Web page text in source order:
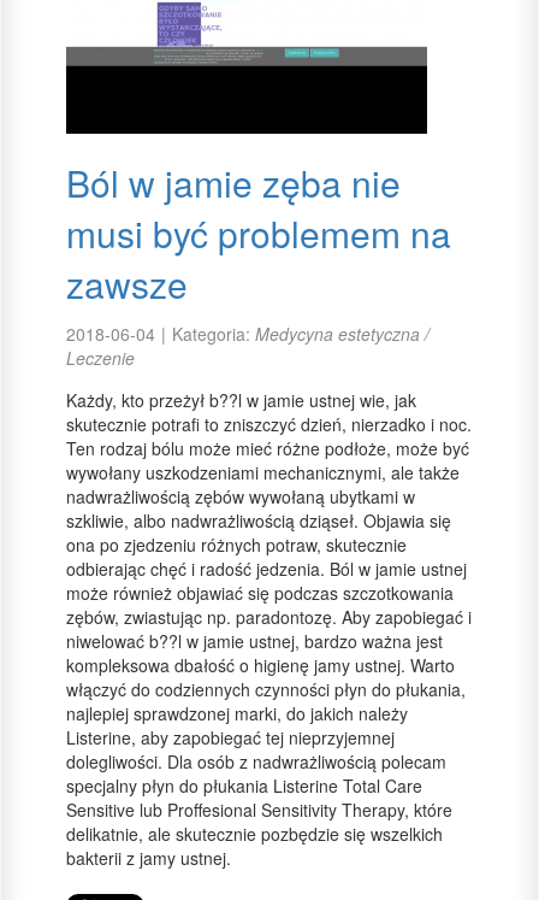
Ból w jamie zęba nie
musi być problemem na
zawsze
2018-06-04 | Kategoria: Medycyna estetyczna /
Leczenie
Każdy, kto przeżył b??l w jamie ustnej wie, jak
skutecznie potrafi to zniszczyć dzień, nierzadko i noc.
Ten rodzaj bólu może mieć różne podłoże, może być
wywołany uszkodzeniami mechanicznymi, ale także
nadwrażliwością zębów wywołaną ubytkami w
szkliwie, albo nadwrażliwością dziąseł. Objawia się
ona po zjedzeniu różnych potraw, skutecznie
odbierając chęć i radość jedzenia. Ból w jamie ustnej
może również objawiać się podczas szczotkowania
zębów, zwiastując np. paradontozę. Aby zapobiegać i
niwelować b??l w jamie ustnej, bardzo ważna jest
kompleksowa dbałość o higienę jamy ustnej. Warto
włączyć do codziennych czynności płyn do płukania,
najlepiej sprawdzonej marki, do jakich należy
Listerine, aby zapobiegać tej nieprzyjemnej
dolegliwości. Dla osób z nadwrażliwością polecam
specjalny płyn do płukania Listerine Total Care
Sensitive lub Proffesional Sensitivity Therapy, które
delikatnie, ale skutecznie pozbędzie się wszelkich
bakterii z jamy ustnej.